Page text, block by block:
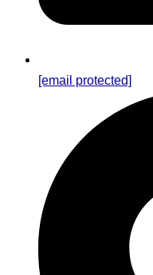
[email protected]